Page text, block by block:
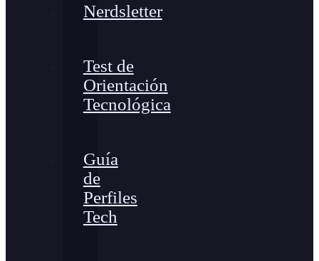
Nerdsletter
Test de
Orientación
Tecnológica
Guía
de
Perfiles
Tech